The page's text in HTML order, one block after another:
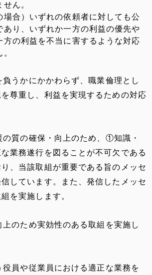
ん。
場合）いずれの依頼者に対しても公
あり、いずれか一方の利益の優先や
方の利益を不当に害するような対応
うかにかかわらず、職業倫理とし
尊重し、利益を実現するための対応
質の確保・向上のため、①知識・
業務遂行を図ることが不可欠である
、当該取組が重要である旨のメッセ
しています。また、発信したメッセ
を実施します。
のため実効性のある取組を実施し
員や従業員における適正な業務を